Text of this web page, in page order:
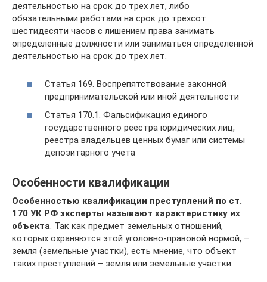
деятельностью на срок до трех лет, либо
обязательными работами на срок до трехсот
шестидесяти часов с лишением права занимать
определенные должности или заниматься определенной
деятельностью на срок до трех лет.
Статья 169. Воспрепятствование законной
предпринимательской или иной деятельности
Статья 170.1. Фальсификация единого
государственного реестра юридических лиц,
реестра владельцев ценных бумаг или системы
депозитарного учета
Особенности квалификации
Особенностью квалификации преступлений по ст.
170 УК РФ эксперты называют характеристику их
объекта. Так как предмет земельных отношений,
которых охраняются этой уголовно-правовой нормой, –
земля (земельные участки), есть мнение, что объект
таких преступлений – земля или земельные участки.